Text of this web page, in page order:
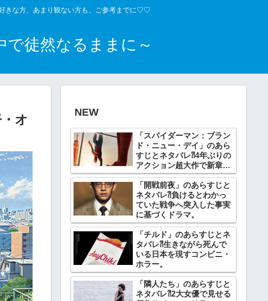
きな方、あまり観ない方も、ご参考までに♡♡
徒然なるままに～
オ
NEW
「スパイダーマン：ブラン
ド・ニュー・デイ」のあら
すじとネタバレ⁈4年ぶりの
アクション超大作で新章開
幕。
「開戦前夜」のあらすじと
ネタバレ⁈負けるとわかっ
ていた戦争へ突入した事実
に基づくドラマ。
「チルド」のあらすじとネ
タバレ⁈生きながら死んで
いる日本を現すコンビニ・
ホラー。
「隣人たち」のあらすじと
ネタバレ⁈2大女優で見せる